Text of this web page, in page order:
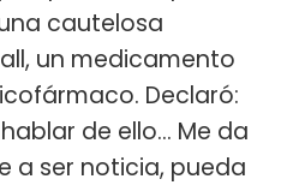
cautelosa
un medicamento
Declaró:
de ello... Me da
a ser noticia, pueda